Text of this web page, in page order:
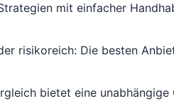
mit einfacher
risikoreich: Die besten
bietet eine